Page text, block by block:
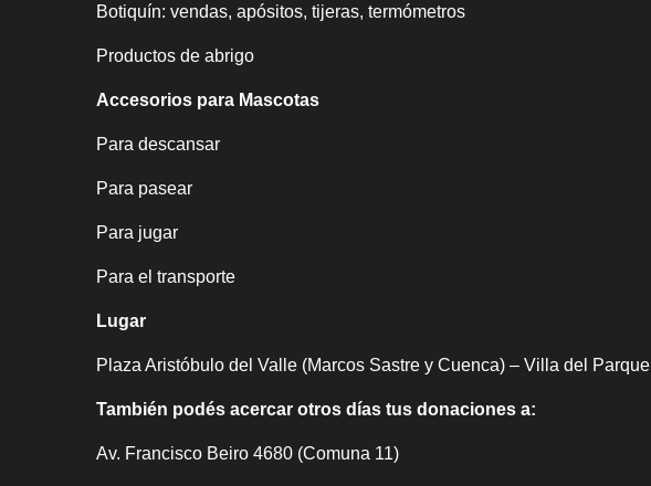
Botiquín: vendas, apósitos, tijeras, termómetros
Productos de abrigo
Accesorios para Mascotas
Para descansar
Para pasear
Para jugar
Para el transporte
Lugar
Plaza Aristóbulo del Valle (Marcos Sastre y Cuenca) – Villa del Parque
También podés acercar otros días tus donaciones a:
Av. Francisco Beiro 4680 (Comuna 11)